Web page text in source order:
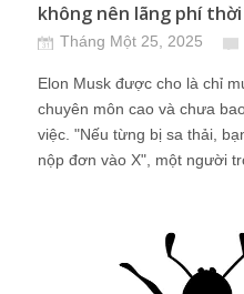
không nên lãng phí
Tháng Một 25, 2025
Elon Musk được cho là chỉ
chuyên môn cao và chưa
việc. "Nếu từng bị sa thải,
nộp đơn vào X", một người